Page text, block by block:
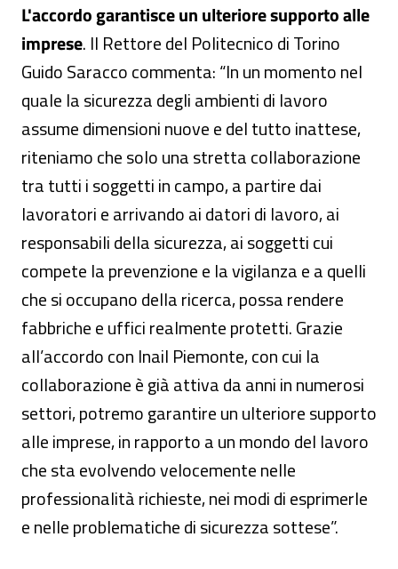
L'accordo garantisce un ulteriore supporto alle
imprese. Il Rettore del Politecnico di Torino
Guido Saracco commenta: “In un momento nel
quale la sicurezza degli ambienti di lavoro
assume dimensioni nuove e del tutto inattese,
riteniamo che solo una stretta collaborazione
tra tutti i soggetti in campo, a partire dai
lavoratori e arrivando ai datori di lavoro, ai
responsabili della sicurezza, ai soggetti cui
compete la prevenzione e la vigilanza e a quelli
che si occupano della ricerca, possa rendere
fabbriche e uffici realmente protetti. Grazie
all’accordo con Inail Piemonte, con cui la
collaborazione è già attiva da anni in numerosi
settori, potremo garantire un ulteriore supporto
alle imprese, in rapporto a un mondo del lavoro
che sta evolvendo velocemente nelle
professionalità richieste, nei modi di esprimerle
e nelle problematiche di sicurezza sottese”.